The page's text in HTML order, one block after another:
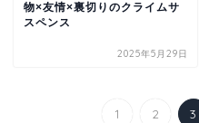
物×友情×裏切りのクライムサ
スペンス
2025年5月29日
1 2 3